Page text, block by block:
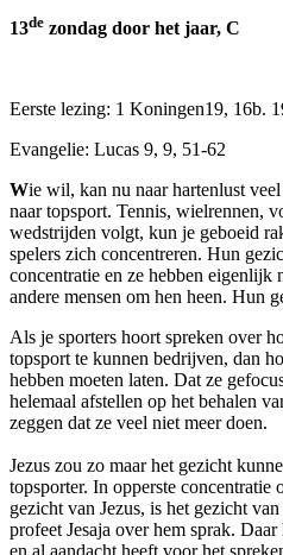
13de zondag door het jaar, C
Eerste lezing: 1 Koningen19, 16b.
Evangelie: Lucas 9, 9, 51-62
Wie wil, kan nu naar hartenlust
naar topsport. Tennis, wielrennen,
wedstrijden volgt, kun je geboeid
spelers zich concentreren. Hun
concentratie en ze hebben eigenlijk
andere mensen om hen heen. Hun
Als je sporters hoort spreken over
topsport te kunnen bedrijven, dan
hebben moeten laten. Dat ze
helemaal afstellen op het behalen
zeggen dat ze veel niet meer doen.
Jezus zou zo maar het gezicht
topsporter. In opperste concentratie
gezicht van Jezus, is het gezicht
profeet Jesaja over hem sprak.